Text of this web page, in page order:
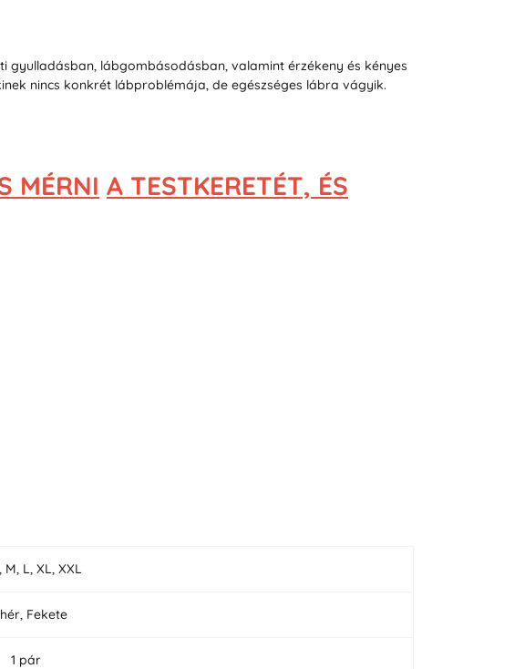
gyulladásban, lábgombásodásban, valamint érzékeny és kényes
nincs konkrét lábproblémája, de egészséges lábra vágyik.
MÉRNI A TESTKERETÉT, ÉS
M, L, XL, XXL
Fekete
1 pár